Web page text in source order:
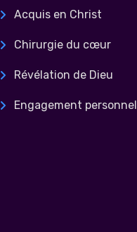
Acquis en Christ
Chirurgie du cœur
Révélation de Dieu
Engagement personnel